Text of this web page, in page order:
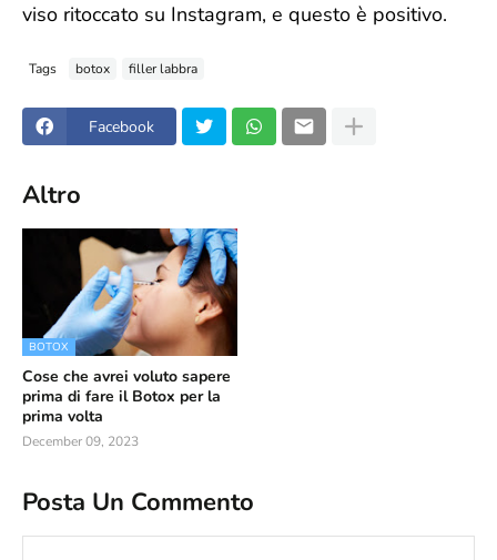
viso ritoccato su Instagram, e questo è positivo.
Tags botox filler labbra
Facebook
Altro
BOTOX
Cose che avrei voluto sapere
prima di fare il Botox per la
prima volta
December 09, 2023
Posta Un Commento